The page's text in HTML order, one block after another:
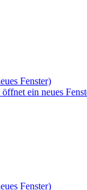
Fenster)
ein neues
Fenster)